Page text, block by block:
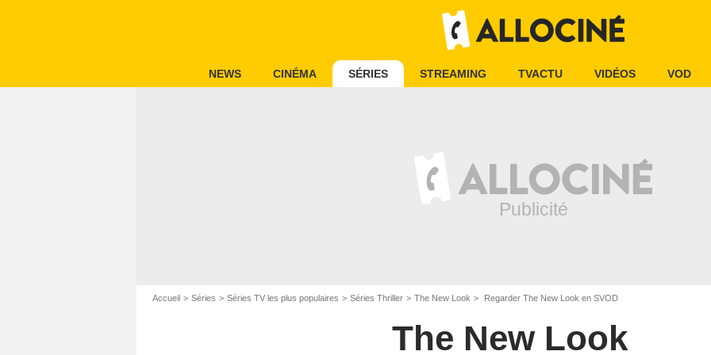
NEWS CINÉMA SÉRIES STREAMING TVACTU VIDÉOS VOD
Accueil Séries Séries TV les plus populaires Séries Thriller The New Look Regarder The New Look en SVOD
The New Look